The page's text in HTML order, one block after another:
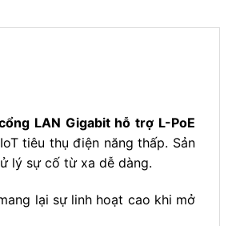
LAN Gigabit hỗ trợ L-PoE
tiêu thụ điện năng thấp. Sản
lý sự cố từ xa dễ dàng.
lại sự linh hoạt cao khi mở